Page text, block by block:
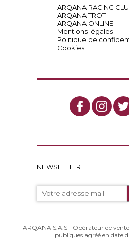
ARQANA RACING
ARQANA TROT
ARQANA ONLINE
Mentions légales
Politique de
Cookies
NEWSLETTER
ARQANA S.A.S - Opérateur de
publiques agréé en date